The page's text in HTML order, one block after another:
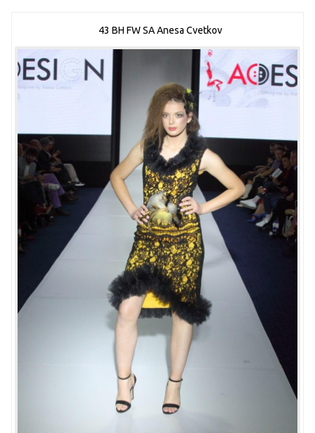
43 BH FW SA Anesa Cvetkov